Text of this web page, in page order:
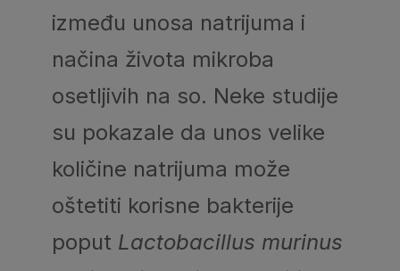
između unosa natrijuma i
načina života mikroba
osetljivih na so. Neke studije
su pokazale da unos velike
količine natrijuma može
oštetiti korisne bakterije
poput Lactobacillus murinus